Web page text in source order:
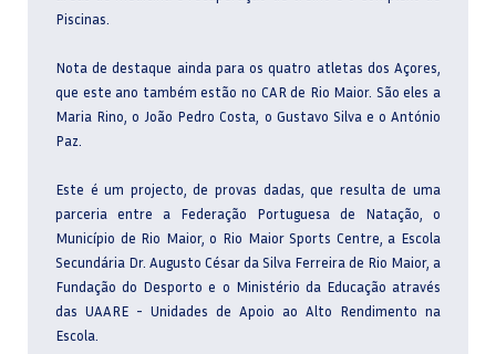
Piscinas.
Nota de destaque ainda para os quatro atletas dos Açores,
que este ano também estão no CAR de Rio Maior. São eles a
Maria Rino, o João Pedro Costa, o Gustavo Silva e o António
Paz.
Este é um projecto, de provas dadas, que resulta de uma
parceria entre a Federação Portuguesa de Natação, o
Município de Rio Maior, o Rio Maior Sports Centre, a Escola
Secundária Dr. Augusto César da Silva Ferreira de Rio Maior, a
Fundação do Desporto e o Ministério da Educação através
das UAARE - Unidades de Apoio ao Alto Rendimento na
Escola.